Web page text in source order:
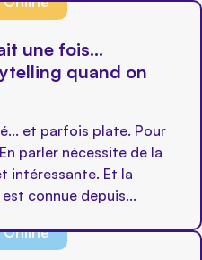
une fois...
quand on
et parfois plate. Pour
parler nécessite de la
intéressante. Et la
connue depuis...
Online